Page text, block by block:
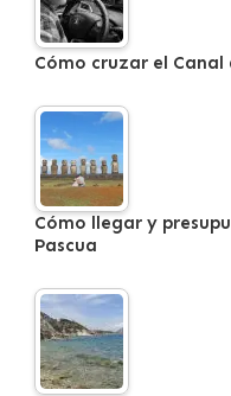
Cómo cruzar el Canal
Cómo llegar y
Pascua